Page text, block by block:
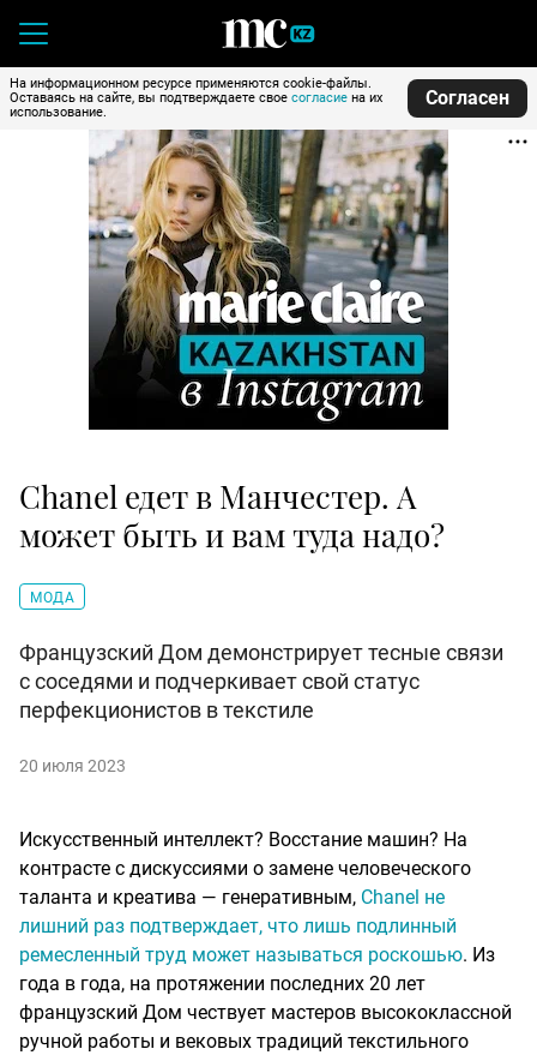
На информационном ресурсе применяются cookie-файлы.
Оставаясь на сайте, вы подтверждаете свое согласие на их
использование.
Согласен
Chanel едет в Манчестер. А
может быть и вам туда надо?
МОДА
Французский Дом демонстрирует тесные связи
с соседями и подчеркивает свой статус
перфекционистов в текстиле
20 июля 2023
Искусственный интеллект? Восстание машин? На
контрасте с дискуссиями о замене человеческого
таланта и креатива — генеративным, Chanel не
лишний раз подтверждает, что лишь подлинный
ремесленный труд может называться роскошью. Из
года в года, на протяжении последних 20 лет
французский Дом чествует мастеров высококлассной
ручной работы и вековых традиций текстильного